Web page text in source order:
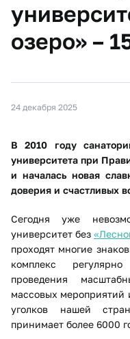
озеро» –
24 декабря 2025
В 2010 году
университета при
и началась новая
доверия и счастливых
Сегодня уже
университет без
проходят многие
комплекс
проведения
массовых мероприятий
уголков нашей
принимает более 6000